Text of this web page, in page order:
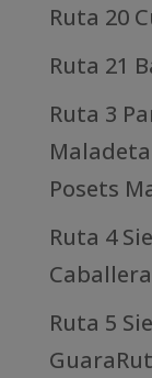
Ruta 20
Ruta 21
Ruta 3
Posets
Ruta 4
Caballera
Ruta 5